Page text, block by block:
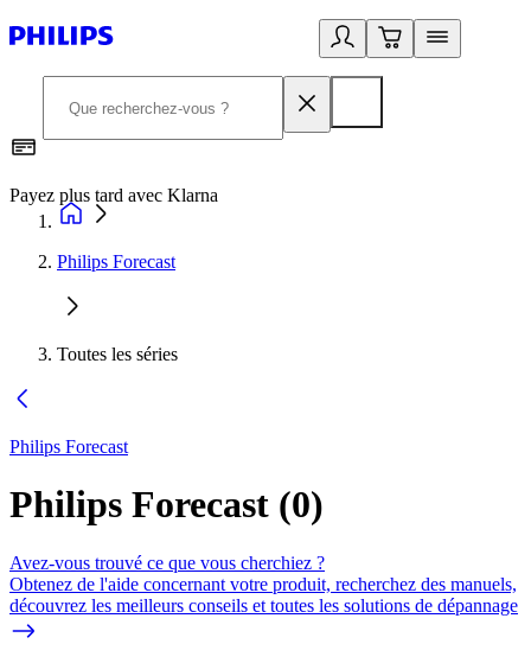
Payez plus tard avec Klarna
Philips Forecast
Toutes les séries
Philips Forecast
Philips Forecast (0)
Avez-vous trouvé ce que vous cherchiez ?
Obtenez de l'aide concernant votre produit, recherchez des manuels,
découvrez les meilleurs conseils et toutes les solutions de dépannage